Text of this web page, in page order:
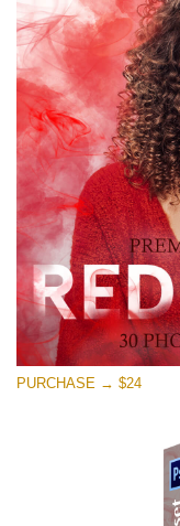
Large 6000*4000px
Entire Collection
(1783 Overlays)
Large 6000*4000px
PURCHASE → $24